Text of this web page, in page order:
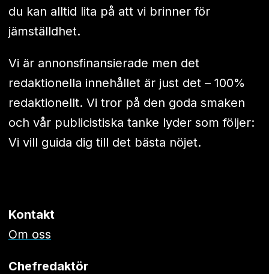
du kan alltid lita på att vi brinner för
jämställdhet.
Vi är annonsfinansierade men det
redaktionella innehållet är just det – 100%
redaktionellt. Vi tror på den goda smaken
och vår publicistiska tanke lyder som följer:
Vi vill guida dig till det bästa nöjet.
Kontakt
Om oss
Chefredaktör